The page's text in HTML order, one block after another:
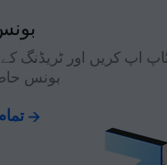
30%
بونس